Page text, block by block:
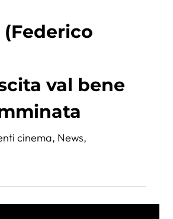
(Federico
val bene
cinema, News,